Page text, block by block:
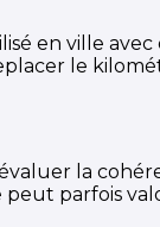
en ville
le
la
parfois